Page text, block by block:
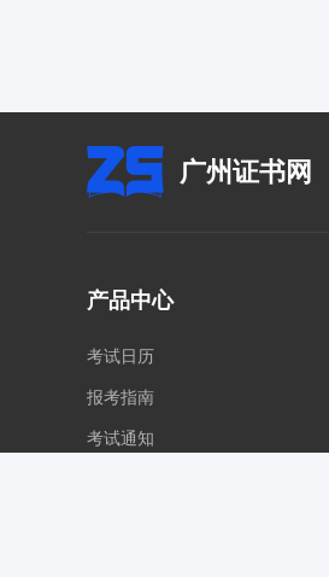
广州证书网
产品中心
考试日历
报考指南
考试通知